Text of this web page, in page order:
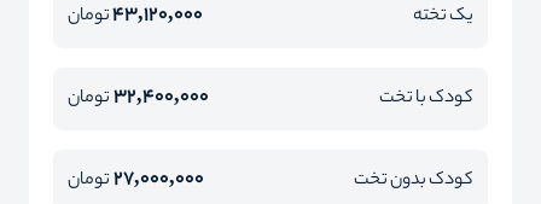
یک تخته 43,120,000تومان
کودک با تخت 32,400,000تومان
کودک بدون تخت 27,000,000تومان